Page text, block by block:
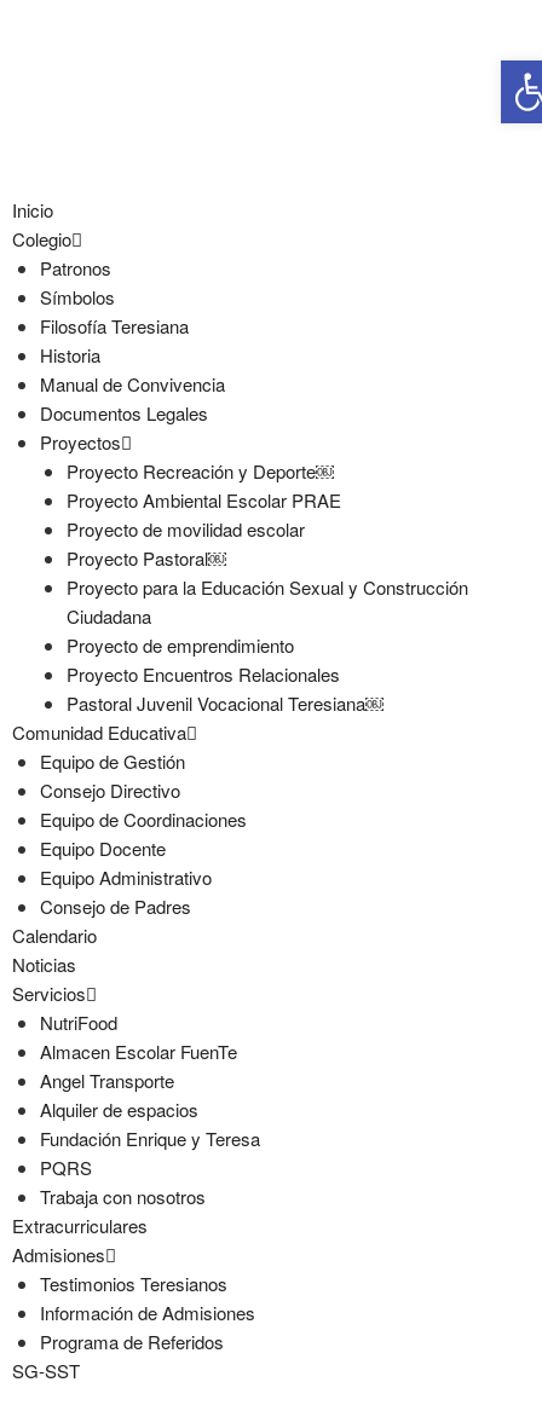
Inicio
Colegio
Patronos
Símbolos
Filosofía Teresiana
Historia
Manual de Convivencia
Documentos Legales
Proyectos
Proyecto Recreación y Deporte￼
Proyecto Ambiental Escolar PRAE
Proyecto de movilidad escolar
Proyecto Pastoral￼
Proyecto para la Educación Sexual y Construcción
Ciudadana
Proyecto de emprendimiento
Proyecto Encuentros Relacionales
Pastoral Juvenil Vocacional Teresiana￼
Comunidad Educativa
Equipo de Gestión
Consejo Directivo
Equipo de Coordinaciones
Equipo Docente
Equipo Administrativo
Consejo de Padres
Calendario
Noticias
Servicios
NutriFood
Almacen Escolar FuenTe
Angel Transporte
Alquiler de espacios
Fundación Enrique y Teresa
PQRS
Trabaja con nosotros
Extracurriculares
Admisiones
Testimonios Teresianos
Información de Admisiones
Programa de Referidos
SG-SST